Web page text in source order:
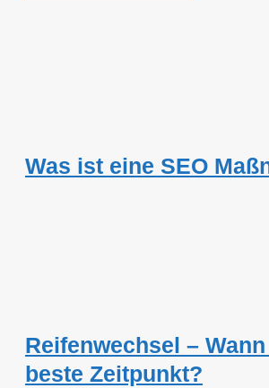
Was ist eine SEO
Reifenwechsel –
beste Zeitpunkt?